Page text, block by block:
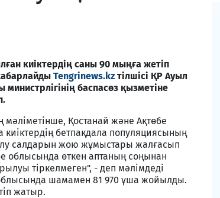
киіктердің саны 90 мыңға жетіп
Tengrinews.kz тілшісі ҚР Ауыл
баспасөз қызметіне
мәліметінше, Қостанай және Ақтөбе
киіктердің бетпақдала популяциясының
салдарын жою жұмыстары жалғасып
облысында өткен аптаның соңынан
тіркелмеген", - деп мәлімдеді
шамамен 81 970 ұша жойылды.
жатыр.